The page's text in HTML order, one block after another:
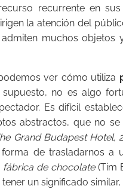
recurrente en
la atención del
muchos objetos
ver cómo utiliza
supuesto, no es algo
Es difícil
abstractos, que no
Grand Budapest Hotel,
de trasladarnos a
fábrica de chocolate(Tim
un significado